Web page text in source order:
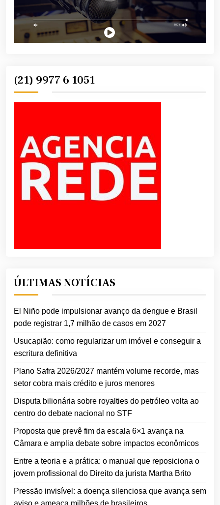
(21) 9977 6 1051
ÚLTIMAS NOTÍCIAS
El Niño pode impulsionar avanço da dengue e Brasil
pode registrar 1,7 milhão de casos em 2027
Usucapião: como regularizar um imóvel e conseguir a
escritura definitiva
Plano Safra 2026/2027 mantém volume recorde, mas
setor cobra mais crédito e juros menores
Disputa bilionária sobre royalties do petróleo volta ao
centro do debate nacional no STF
Proposta que prevê fim da escala 6×1 avança na
Câmara e amplia debate sobre impactos econômicos
Entre a teoria e a prática: o manual que reposiciona o
jovem profissional do Direito da jurista Martha Brito
Pressão invisível: a doença silenciosa que avança sem
aviso e ameaça milhões de brasileiros